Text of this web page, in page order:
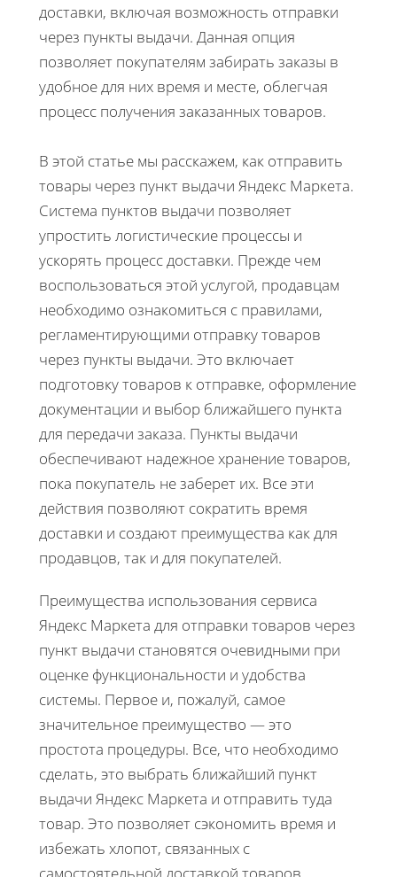
доставки, включая возможность отправки
через пункты выдачи. Данная опция
позволяет покупателям забирать заказы в
удобное для них время и месте, облегчая
процесс получения заказанных товаров.
В этой статье мы расскажем, как отправить
товары через пункт выдачи Яндекс Маркета.
Система пунктов выдачи позволяет
упростить логистические процессы и
ускорять процесс доставки. Прежде чем
воспользоваться этой услугой, продавцам
необходимо ознакомиться с правилами,
регламентирующими отправку товаров
через пункты выдачи. Это включает
подготовку товаров к отправке, оформление
документации и выбор ближайшего пункта
для передачи заказа. Пункты выдачи
обеспечивают надежное хранение товаров,
пока покупатель не заберет их. Все эти
действия позволяют сократить время
доставки и создают преимущества как для
продавцов, так и для покупателей.
Преимущества использования сервиса
Яндекс Маркета для отправки товаров через
пункт выдачи становятся очевидными при
оценке функциональности и удобства
системы. Первое и, пожалуй, самое
значительное преимущество — это
простота процедуры. Все, что необходимо
сделать, это выбрать ближайший пункт
выдачи Яндекс Маркета и отправить туда
товар. Это позволяет сэкономить время и
избежать хлопот, связанных с
самостоятельной доставкой товаров.